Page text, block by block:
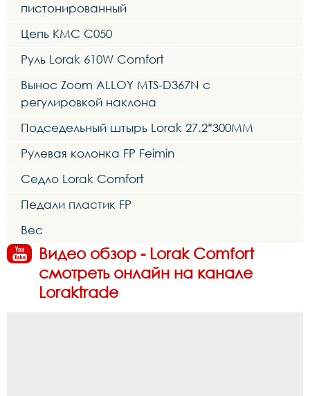
пистонированный
Цепь KMC C050
Руль Lorak 610W Comfort
Вынос Zoom ALLOY MTS-D367N с
регулировкой наклона
Подседельный штырь Lorak 27.2*300MM
Рулевая колонка FP Feimin
Седло Lorak Comfort
Педали пластик FP
Вес
Видео обзор - Lorak Comfort
смотреть онлайн на канале
Loraktrade